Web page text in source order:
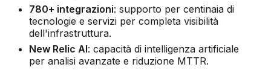
780+ integrazioni: supporto per centinaia di
tecnologie e servizi per completa visibilità
dell'infrastruttura.
New Relic AI: capacità di intelligenza artificiale
per analisi avanzate e riduzione MTTR.